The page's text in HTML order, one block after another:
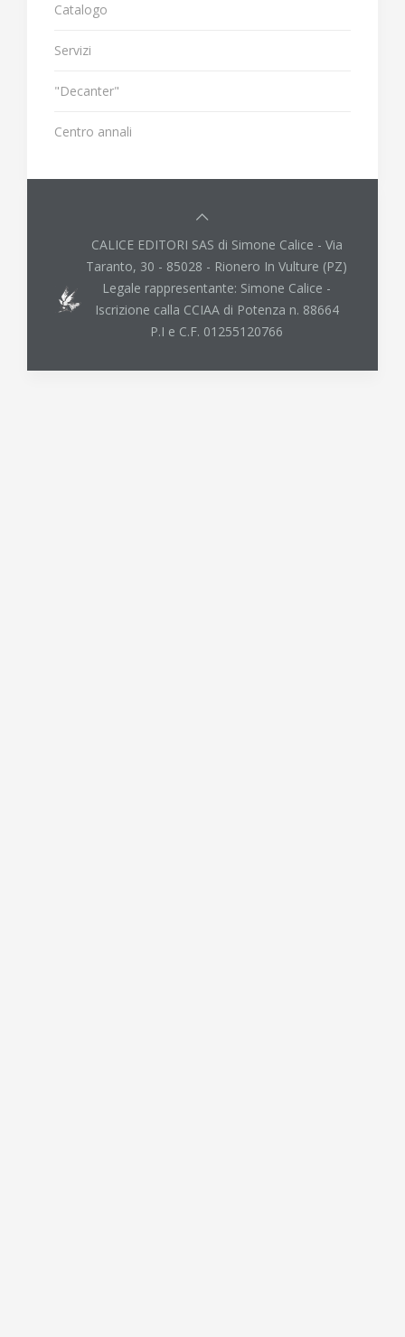
Catalogo
Servizi
"Decanter"
Centro annali
CALICE EDITORI SAS di Simone Calice - Via
Taranto, 30 - 85028 - Rionero In Vulture (PZ)
Legale rappresentante: Simone Calice -
Iscrizione calla CCIAA di Potenza n. 88664
P.I e C.F. 01255120766